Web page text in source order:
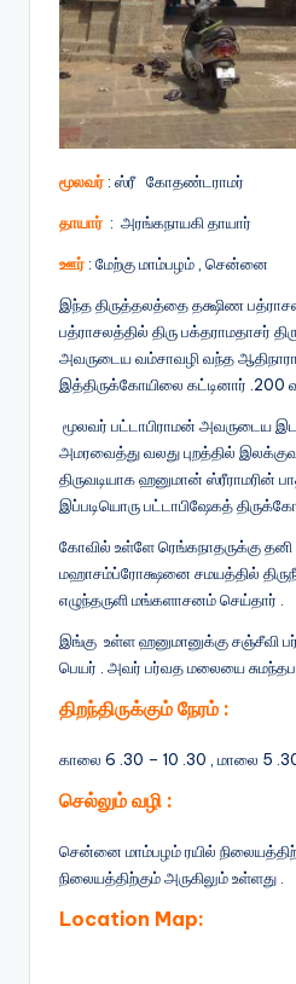
மூலவர் : ஸ்ரீ கோதண்டராமர்
தாயார் : அரங்கநாயகி தாயார்
ஊர் : மேற்கு மாம்பழம் , சென்னை
இந்த திருத்தலத்தை தக்ஷிண
பத்ராசலத்தில் திரு பக்தராமதாசர்
அவருடைய வம்சாவழி வந்த
இத்திருக்கோயிலை கட்டினார் .200
மூலவர் பட்டாபிராமன் அவருடைய
அமரவைத்து வலது புறத்தில்
திருவடியாக ஹனுமான் ஸ்ரீராமரின்
இப்படியொரு பட்டாபிஷேகத்
கோவில் உள்ளே ரெங்கநாதருக்கு தனி
மஹாசம்ப்ரோக்ஷனை சமயத்தில்
எழுந்தருளி மங்களாசனம் செய்தார் .
இங்கு உள்ள ஹனுமானுக்கு சஞ்சீவி
பெயர் . அவர் பர்வத மலையை
திறந்திருக்கும் நேரம் :
காலை 6 .30 – 10 .30 , மாலை 5
செல்லும் வழி :
சென்னை மாம்பழம் ரயில்
நிலையத்திற்கும் அருகிலும் உள்ளது .
Location Map: